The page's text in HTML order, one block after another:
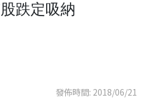
跌定吸納
發佈時間: 2018/06/21